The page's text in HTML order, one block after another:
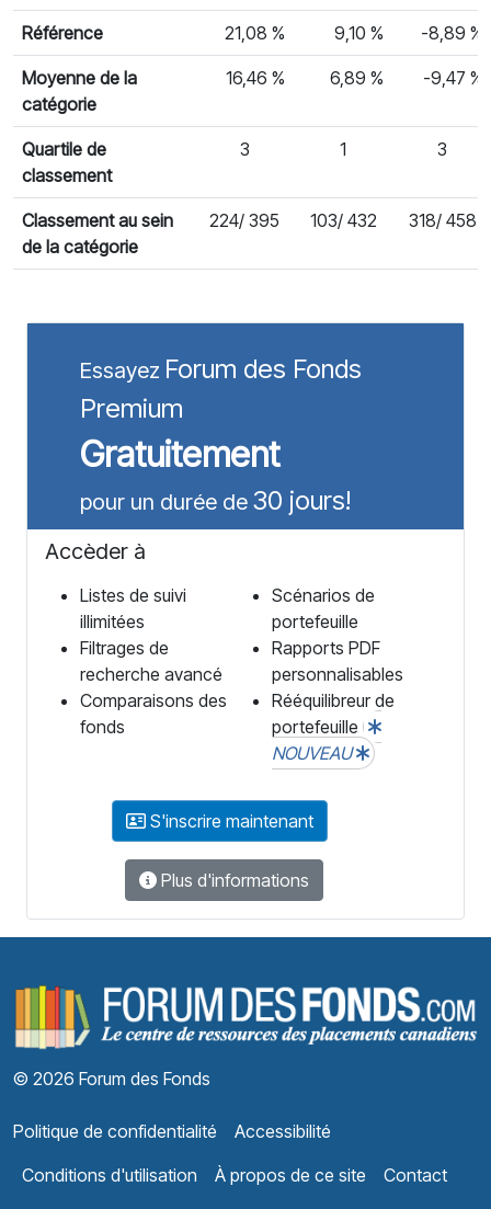
Référence 21,08 % 9,10 % -8,89 %
Moyenne de la
catégorie
16,46 % 6,89 % -9,47 %
Quartile de
classement
3 1 3
Classement au sein
de la catégorie
224/ 395 103/ 432 318/ 458
Essayez Forum des Fonds
Premium
Gratuitement
pour un durée de 30 jours!
Accèder à
Listes de suivi
illimitées
Filtrages de
recherche avancé
Comparaisons des
fonds
Scénarios de
portefeuille
Rapports PDF
personnalisables
Rééquilibreur de
portefeuille
NOUVEAU
S'inscrire maintenant
Plus d'informations
© 2026 Forum des Fonds
Politique de confidentialité
Accessibilité
Conditions d'utilisation
À propos de ce site Contact